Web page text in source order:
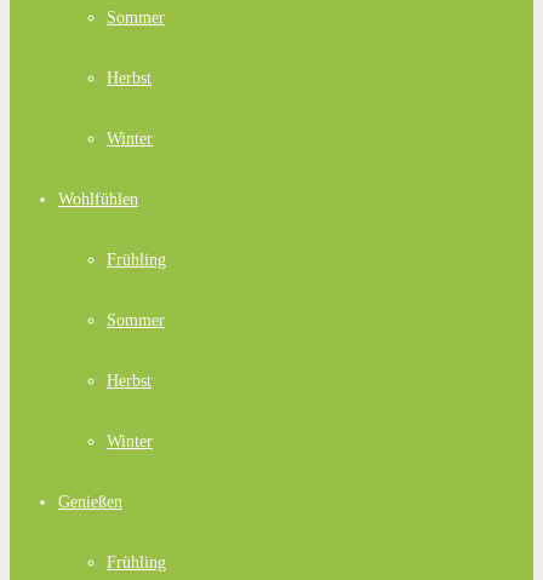
Sommer
Herbst
Winter
Wohlfühlen
Frühling
Sommer
Herbst
Winter
Genießen
Frühling